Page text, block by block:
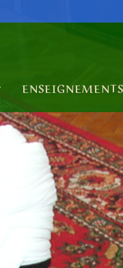
ENSEIGNEMENTS